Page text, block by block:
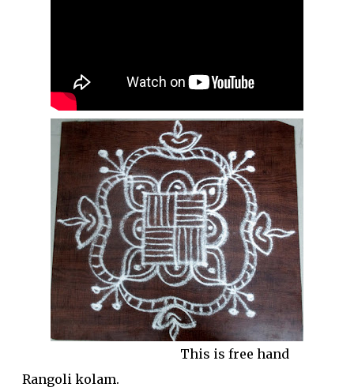
This is free hand
Rangoli kolam.